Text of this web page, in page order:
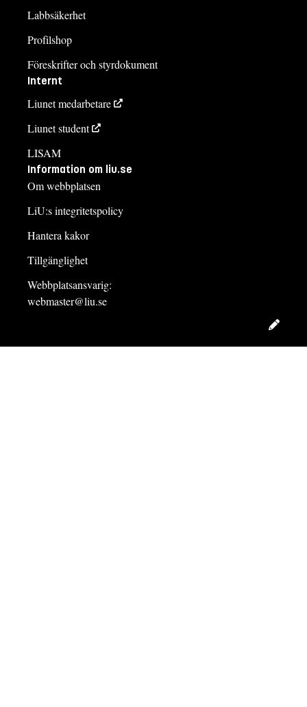
Labbsäkerhet
Profilshop
Föreskrifter och styrdokument
Internt
Liunet medarbetare
Liunet student
LISAM
Information om liu.se
Om webbplatsen
LiU:s integritetspolicy
Hantera kakor
Tillgänglighet
Webbplatsansvarig:
webmaster@liu.se